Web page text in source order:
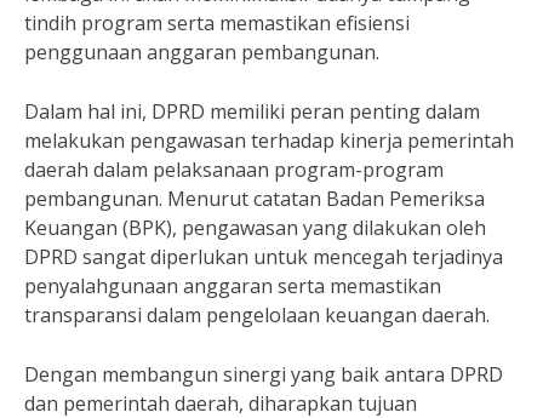
tindih program serta memastikan efisiensi
penggunaan anggaran pembangunan.
Dalam hal ini, DPRD memiliki peran penting dalam
melakukan pengawasan terhadap kinerja pemerintah
daerah dalam pelaksanaan program-program
pembangunan. Menurut catatan Badan Pemeriksa
Keuangan (BPK), pengawasan yang dilakukan oleh
DPRD sangat diperlukan untuk mencegah terjadinya
penyalahgunaan anggaran serta memastikan
transparansi dalam pengelolaan keuangan daerah.
Dengan membangun sinergi yang baik antara DPRD
dan pemerintah daerah, diharapkan tujuan